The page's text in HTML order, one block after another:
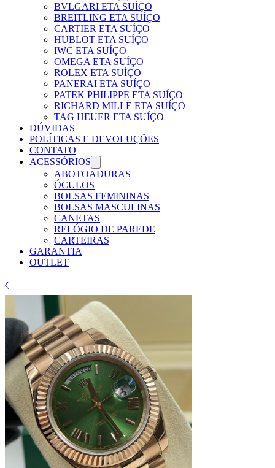
BVLGARI ETA SUÍÇO
BREITLING ETA SUÍÇO
CARTIER ETA SUÍÇO
HUBLOT ETA SUÍÇO
IWC ETA SUÍÇO
OMEGA ETA SUÍÇO
ROLEX ETA SUÍÇO
PANERAI ETA SUÍÇO
PATEK PHILIPPE ETA SUÍÇO
RICHARD MILLE ETA SUÍÇO
TAG HEUER ETA SUÍÇO
DÚVIDAS
POLÍTICAS E DEVOLUÇÕES
CONTATO
ACESSÓRIOS
ABOTOADURAS
ÓCULOS
BOLSAS FEMININAS
BOLSAS MASCULINAS
CANETAS
RELÓGIO DE PAREDE
CARTEIRAS
GARANTIA
OUTLET